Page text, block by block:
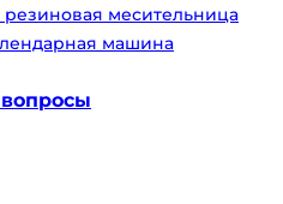
резиновая месительница
машина